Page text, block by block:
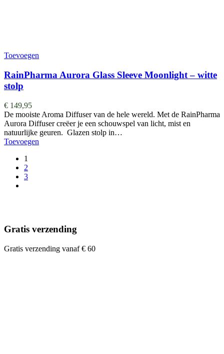
Toevoegen
RainPharma Aurora Glass Sleeve Moonlight – witte
stolp
€ 149,95
De mooiste Aroma Diffuser van de hele wereld. ​​​​​​​​Met de RainPharma
Aurora Diffuser creëer je een schouwspel van licht, mist en
natuurlijke geuren. Glazen stolp in…
Toevoegen
1
2
3
Gratis verzending
Gratis verzending vanaf € 60